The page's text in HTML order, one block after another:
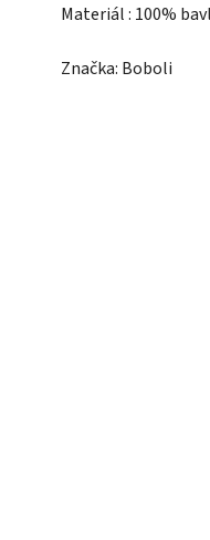
Materiál : 100%
Značka: Boboli